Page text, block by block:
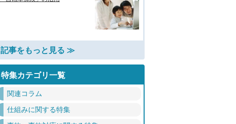
記事をもっと見る ≫
特集カテゴリ一覧
関連コラム
仕組みに関する特集